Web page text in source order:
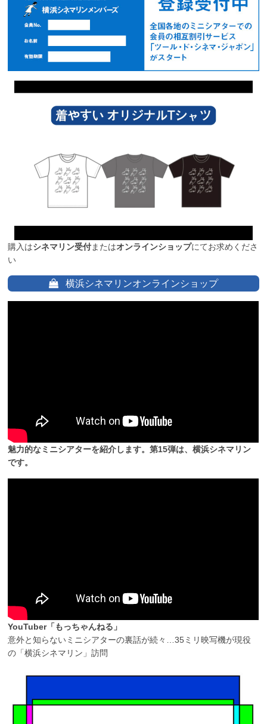
購入はシネマリン受付またはオンラインショップにてお求めくださ
い
横浜シネマリンオンラインショップ
魅力的なミニシアターを紹介します。第15弾は、横浜シネマリン
です。
YouTuber「もっちゃんねる」
意外と知らないミニシアターの裏話が続々…35ミリ映写機が現役
の「横浜シネマリン」訪問